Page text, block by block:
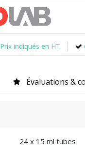
Prix indiqués en HT
Évaluations &
24 x 15 ml tubes